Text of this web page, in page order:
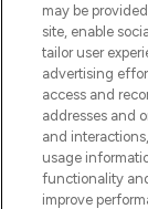
may be
site, enable
tailor user
advertising
access and
addresses and
and
usage
functionality
improve